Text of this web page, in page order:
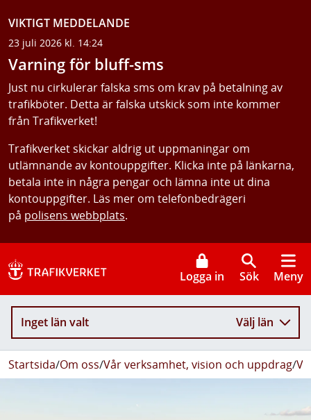
VIKTIGT MEDDELANDE
23 juli 2026 kl. 14:24
Varning för bluff-sms
Just nu cirkulerar falska sms om krav på betalning av
trafikböter. Detta är falska utskick som inte kommer
från Trafikverket!
Trafikverket skickar aldrig ut uppmaningar om
utlämnande av kontouppgifter. Klicka inte på länkarna,
betala inte in några pengar och lämna inte ut dina
kontouppgifter. Läs mer om telefonbedrägeri
på polisens webbplats.
Logga in Sök Meny
Inget län valt Välj län
Startsida/Om oss/Vår verksamhet, vision och uppdrag/